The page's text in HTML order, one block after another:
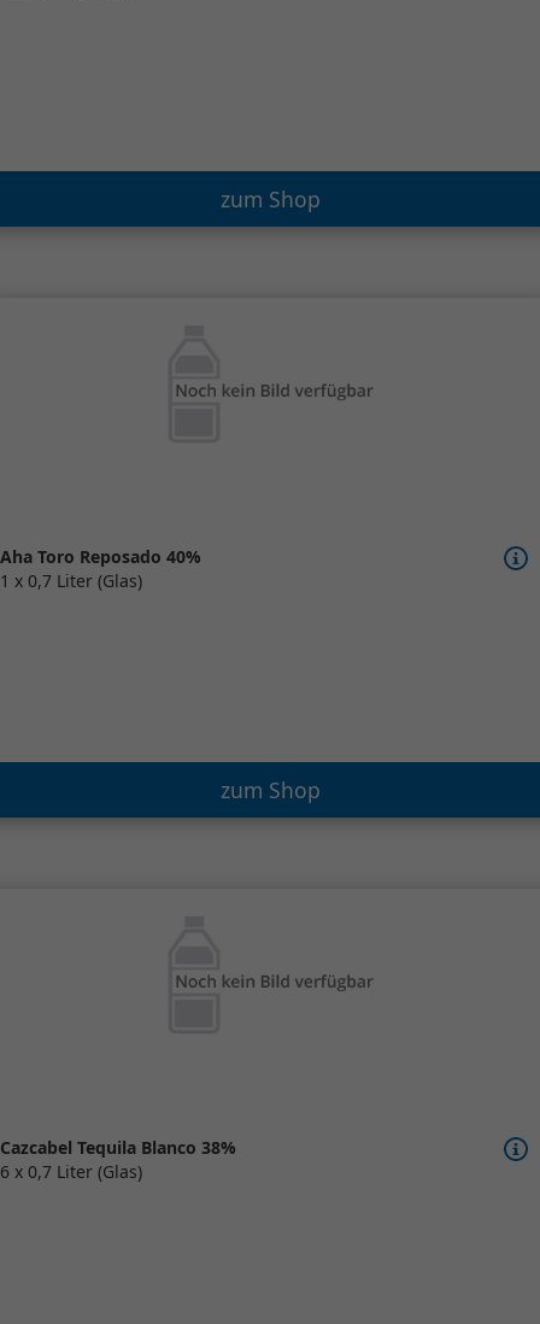
zum Shop
Aha Toro Reposado 40%
1 x 0,7 Liter (Glas)
zum Shop
Cazcabel Tequila Blanco 38%
6 x 0,7 Liter (Glas)